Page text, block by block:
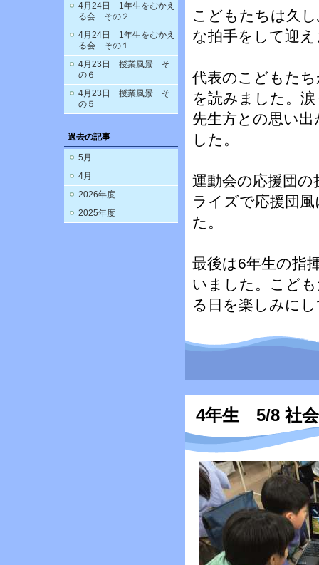
4月24日 1年生をむかえ
る会 その２
4月24日 1年生をむかえ
る会 その１
4月23日 授業風景 そ
の６
4月23日 授業風景 そ
の５
過去の記事
5月
4月
2026年度
2025年度
こどもたちは久
な拍手をして迎
代表のこどもた
を読みました。
先生方との思い
した。
運動会の応援団
ライズで応援団
た。
最後は6年生の指
いました。こど
る日を楽しみに
4年生 5/8 社会